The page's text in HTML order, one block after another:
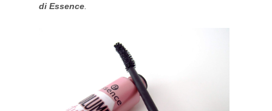
di Essence